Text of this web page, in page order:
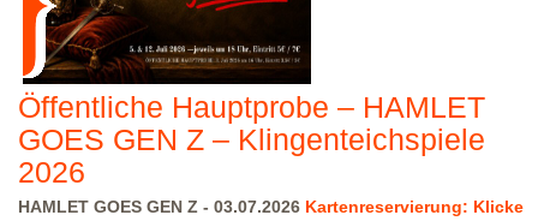
Öffentliche Hauptprobe – HAMLET
GOES GEN Z – Klingenteichspiele
2026
HAMLET GOES GEN Z - 03.07.2026 Kartenreservierung: Klicke